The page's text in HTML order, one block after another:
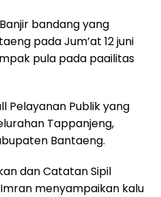
Banjir bandang yang
pada Jum’at 12 juni
pula pada paailitas
Pelayanan Publik yang
Tappanjeng,
Bantaeng.
dan Catatan Sipil
menyampaikan kalu